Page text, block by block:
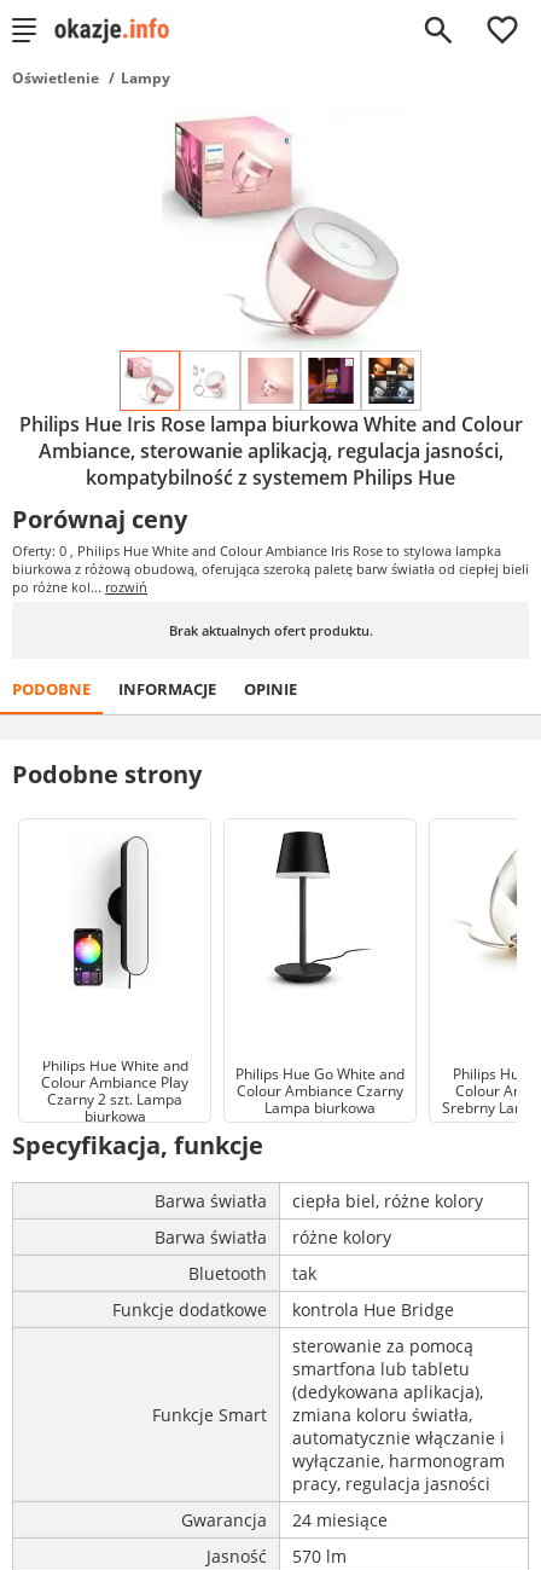
0
Oświetlenie Lampy
Philips Hue Iris Rose lampa biurkowa White and Colour
Ambiance, sterowanie aplikacją, regulacja jasności,
kompatybilność z systemem Philips Hue
Porównaj ceny
Oferty: 0 , Philips Hue White and Colour Ambiance Iris Rose to stylowa lampka
biurkowa z różową obudową, oferująca szeroką paletę barw światła od ciepłej bieli
po różne kol... rozwiń
Brak aktualnych ofert produktu.
PODOBNE INFORMACJE OPINIE
Podobne strony
Philips Hue White and
Colour Ambiance Play
Czarny 2 szt. Lampa
biurkowa
Philips Hue Go White and
Colour Ambiance Czarny
Lampa biurkowa
Philips Hue
Colour
Srebrny
Specyfikacja, funkcje
Barwa światła
ciepła biel, różne kolory
Barwa światła
różne kolory
Bluetooth
tak
Funkcje dodatkowe
kontrola Hue Bridge
Funkcje Smart
sterowanie za pomocą
smartfona lub tabletu
(dedykowana aplikacja),
zmiana koloru światła,
automatycznie włączanie i
wyłączanie, harmonogram
pracy, regulacja jasności
Gwarancja
24 miesiące
Jasność
570 lm